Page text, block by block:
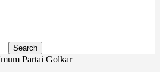
Partai Golkar